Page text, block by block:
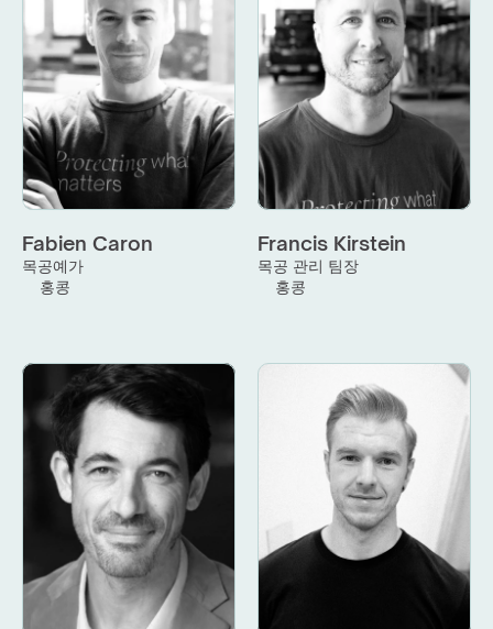
Fabien Caron
목공예가
홍콩
Francis Kirstein
목공 관리 팀장
홍콩